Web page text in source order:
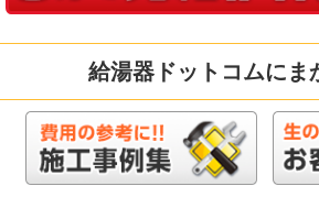
給湯器ドットコムにま